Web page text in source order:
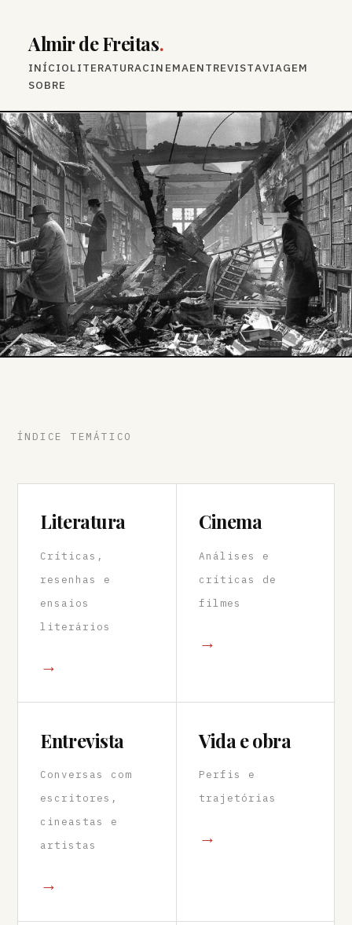
Almir de Freitas.
INÍCIOLITERATURACINEMAENTREVISTAVIAGEM
SOBRE
ÍNDICE TEMÁTICO
Literatura
Críticas,
resenhas e
ensaios
literários
→
Cinema
Análises e
críticas de
filmes
→
Entrevista
Conversas com
escritores,
cineastas e
artistas
→
Vida e obra
Perfis e
trajetórias
→